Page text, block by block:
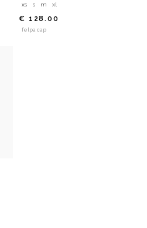
xs s m xl
€ 128.00
felpa cap